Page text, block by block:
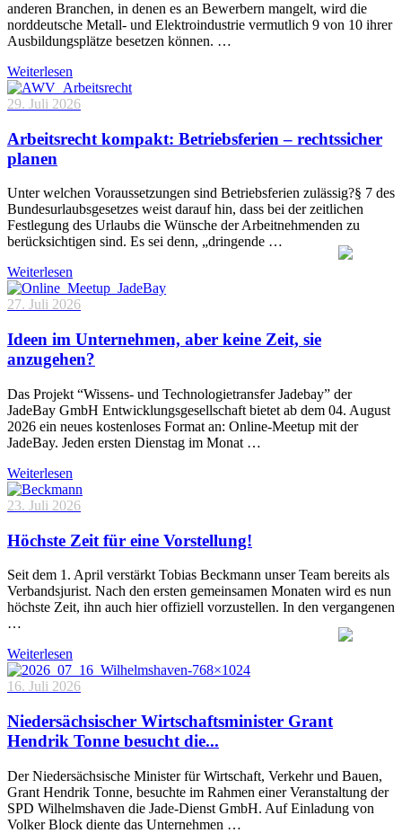
anderen Branchen, in denen es an Bewerbern mangelt, wird die
norddeutsche Metall- und Elektroindustrie vermutlich 9 von 10 ihrer
Ausbildungsplätze besetzen können. …
Weiterlesen
29. Juli 2026
Arbeitsrecht kompakt: Betriebsferien – rechtssicher
planen
Unter welchen Voraussetzungen sind Betriebsferien zulässig?§ 7 des
Bundesurlaubsgesetzes weist darauf hin, dass bei der zeitlichen
Festlegung des Urlaubs die Wünsche der Arbeitnehmenden zu
berücksichtigen sind. Es sei denn, „dringende …
Weiterlesen
27. Juli 2026
Ideen im Unternehmen, aber keine Zeit, sie
anzugehen?
Das Projekt “Wissens- und Technologietransfer Jadebay” der
JadeBay GmbH Entwicklungsgesellschaft bietet ab dem 04. August
2026 ein neues kostenloses Format an: Online-Meetup mit der
JadeBay. Jeden ersten Dienstag im Monat …
Weiterlesen
23. Juli 2026
Höchste Zeit für eine Vorstellung!
Seit dem 1. April verstärkt Tobias Beckmann unser Team bereits als
Verbandsjurist. Nach den ersten gemeinsamen Monaten wird es nun
höchste Zeit, ihn auch hier offiziell vorzustellen. In den vergangenen
…
Weiterlesen
16. Juli 2026
Niedersächsischer Wirtschaftsminister Grant
Hendrik Tonne besucht die...
Der Niedersächsische Minister für Wirtschaft, Verkehr und Bauen,
Grant Hendrik Tonne, besuchte im Rahmen einer Veranstaltung der
SPD Wilhelmshaven die Jade-Dienst GmbH. Auf Einladung von
Volker Block diente das Unternehmen …